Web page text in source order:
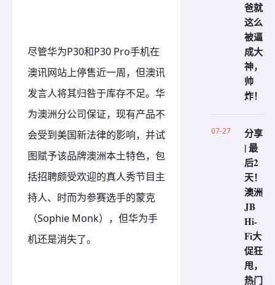
尽管华为P30和P30 Pro手机在
澳讯网站上停售近一周，但澳讯
发言人将其归咎于库存不足。 华
为澳洲分公司保证，现有产品不
会受到美国新法律的影响，并试
图赋予该品牌澳洲本土特色，包
括招聘颇受欢迎的真人秀节目主
持人、时而为参赛选手的蒙克
（Sophie Monk），但华为手
机还是消失了。
爸就
这么
被逼
成大
神，
帅
炸！
07-27
分享
| 最
后2
天！
澳洲
JB
Hi-
Fi大
促狂
甩，
热门